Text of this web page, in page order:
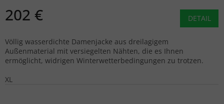
202 € DETAIL
Völlig wasserdichte Damenjacke aus dreilagigem
Außenmaterial mit versiegelten Nähten, die es Ihnen
ermöglicht, widrigen Winterwetterbedingungen zu trotzen.
XL